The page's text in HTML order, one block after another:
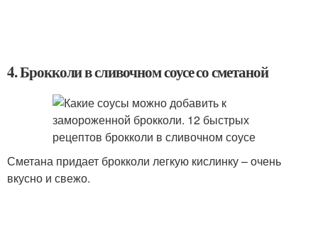
4. Брокколи в сливочном соусе со сметаной
Сметана придает брокколи легкую кислинку – очень
вкусно и свежо.